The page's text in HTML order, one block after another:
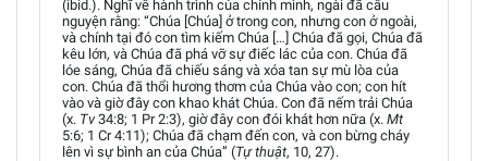
(ibid.). Nghĩ về hành trình của chính mình, ngài đã cầu
nguyện rằng: “Chúa [Chúa] ở trong con, nhưng con ở ngoài,
và chính tại đó con tìm kiếm Chúa […] Chúa đã gọi, Chúa đã
kêu lớn, và Chúa đã phá vỡ sự điếc lác của con. Chúa đã
lóe sáng, Chúa đã chiếu sáng và xóa tan sự mù lòa của
con. Chúa đã thổi hương thơm của Chúa vào con; con hít
vào và giờ đây con khao khát Chúa. Con đã nếm trải Chúa
(x. Tv34:8; 1 Pr 2:3), giờ đây con đói khát hơn nữa (x. Mt
5:6; 1 Cr 4:11); Chúa đã chạm đến con, và con bừng cháy
lên vì sự bình an của Chúa” (Tự thuật, 10, 27).